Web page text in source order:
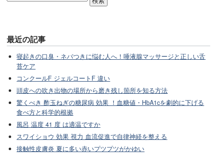
最近の記事
寝起きの口臭・ネバつきに悩む人へ！唾液腺マッサージと正しい舌
苔ケア
コンクールF ジェルコートF 違い
頭皮への吹き出物の場所から磨き残し箇所を知る方法
驚くべき 酢玉ねぎの糖尿病 効果 ！血糖値・HbA1cを劇的に下げる
食べ方と科学的根拠
風呂 温度 41 度 は適温ですか
スワイショウ 効果 視力 血流促進で自律神経を整える
接触性皮膚炎 夏に多い赤いプツプツがかゆい